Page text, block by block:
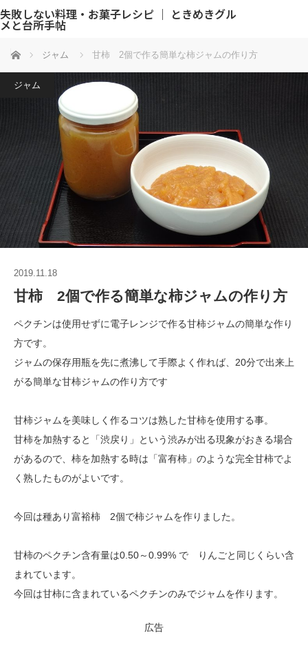
失敗しない料理・お菓子レシピ ｜ ときめきグル
メと台所手帖
ホーム ジャム 甘柿 2個で作る簡単な柿ジャムの作り方
ジャム
2019.11.18
甘柿 2個で作る簡単な柿ジャムの作り方
ペクチンは使用せずに電子レンジで作る甘柿ジャムの簡単な作り
方です。
ジャムの保存用瓶を先に煮沸して手際よく作れば、20分で出来上
がる簡単な甘柿ジャムの作り方です
甘柿ジャムを美味しく作るコツは熟した甘柿を使用する事。
甘柿を加熱すると「渋戻り」という渋みが出る現象がおきる場合
があるので、柿を加熱する時は「富有柿」のような完全甘柿でよ
く熟したものがよいです。
今回は種あり富裕柿 2個で柿ジャムを作りました。
甘柿のペクチン含有量は0.50～0.99% で りんごと同じくらい含
まれています。
今回は甘柿に含まれているペクチンのみでジャムを作ります。
広告